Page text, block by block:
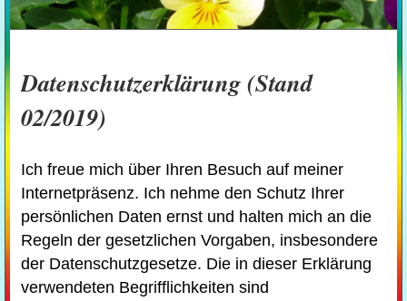
Datenschutzerklärung (Stand
02/2019)
Ich freue mich über Ihren Besuch auf meiner
Internetpräsenz. Ich nehme den Schutz Ihrer
persönlichen Daten ernst und halten mich an die
Regeln der gesetzlichen Vorgaben, insbesondere
der Datenschutzgesetze. Die in dieser Erklärung
verwendeten Begrifflichkeiten sind